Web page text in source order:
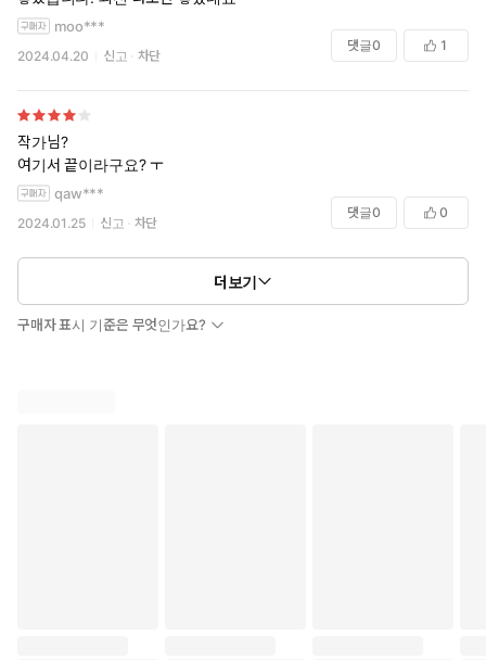
moo***
2024.04.20 신고 차단
댓글0 1
작가님?
여기서 끝이라구요? ㅜ
qaw***
2024.01.25 신고 차단
댓글0 0
더보기
구매자 표시 기준은 무엇인가요?